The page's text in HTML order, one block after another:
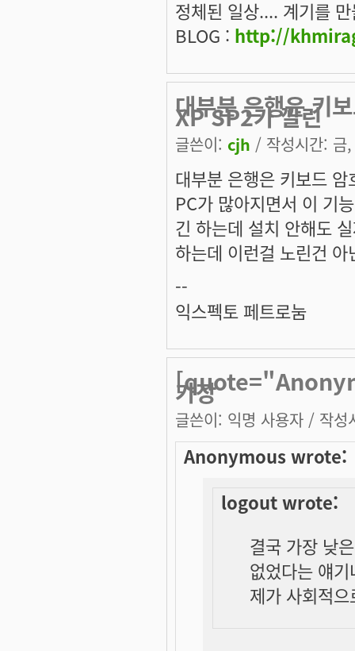
정체된 일상.... 계기를
BLOG : http://
대부분 은행은 키
XP SP2가 깔린
글쓴이: cjh / 작성시간:
대부분 은행은 키보드
PC가 많아지면서 이 기
긴 하는데 설치 안해도
하는데 이런걸 노린건
--
익스펙토 페트로눔
가장
글쓴이: 익명 사용자 / 작성
Anonymous wrote:
logout wrote:
결국 가장 낮
없었다는 얘
제가 사회적